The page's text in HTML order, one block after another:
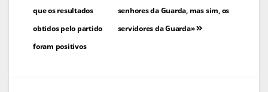
senhores da Guarda, mas sim, os
servidores da Guarda»
que os resultados
obtidos pelo partido
foram positivos